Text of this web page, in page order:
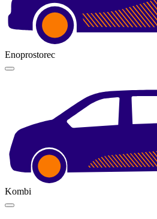
Enoprostorec
Kombi